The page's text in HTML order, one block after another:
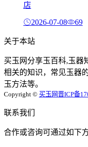
店
2026-07-08 69
关于本站
买玉网分享玉百科,玉器
相关的知识，常见玉器
玉方法等。
Copyright © 买玉网晋ICP备
联系我们
合作或咨询可通过如下方